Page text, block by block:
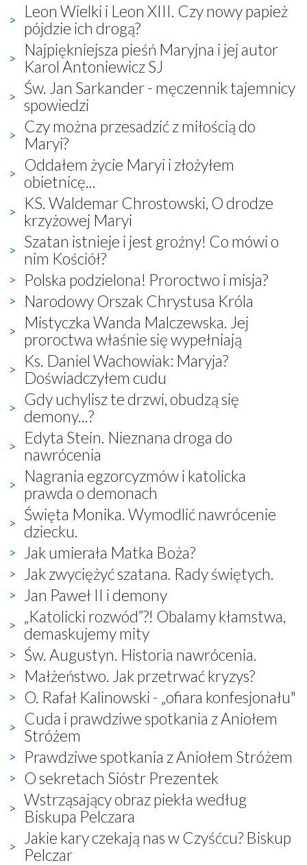
Leon Wielki i Leon XIII. Czy nowy papież
pójdzie ich drogą?
Najpiękniejsza pieśń Maryjna i jej autor
Karol Antoniewicz SJ
Św. Jan Sarkander - męczennik tajemnicy
spowiedzi
Czy można przesadzić z miłością do
Maryi?
Oddałem życie Maryi i złożyłem
obietnicę...
KS. Waldemar Chrostowski, O drodze
krzyżowej Maryi
Szatan istnieje i jest groźny! Co mówi o
nim Kościół?
Polska podzielona! Proroctwo i misja?
Narodowy Orszak Chrystusa Króla
Mistyczka Wanda Malczewska. Jej
proroctwa właśnie się wypełniają
Ks. Daniel Wachowiak: Maryja?
Doświadczyłem cudu
Gdy uchylisz te drzwi, obudzą się
demony...?
Edyta Stein. Nieznana droga do
nawrócenia
Nagrania egzorcyzmów i katolicka
prawda o demonach
Święta Monika. Wymodlić nawrócenie
dziecku.
Jak umierała Matka Boża?
Jak zwyciężyć szatana. Rady świętych.
Jan Paweł II i demony
„Katolicki rozwód”?! Obalamy kłamstwa,
demaskujemy mity
Św. Augustyn. Historia nawrócenia.
Małżeństwo. Jak przetrwać kryzys?
O. Rafał Kalinowski - „ofiara konfesjonału"
Cuda i prawdziwe spotkania z Aniołem
Stróżem
Prawdziwe spotkania z Aniołem Stróżem
O sekretach Sióstr Prezentek
Wstrząsający obraz piekła według
Biskupa Pelczara
Jakie kary czekają nas w Czyśćcu? Biskup
Pelczar